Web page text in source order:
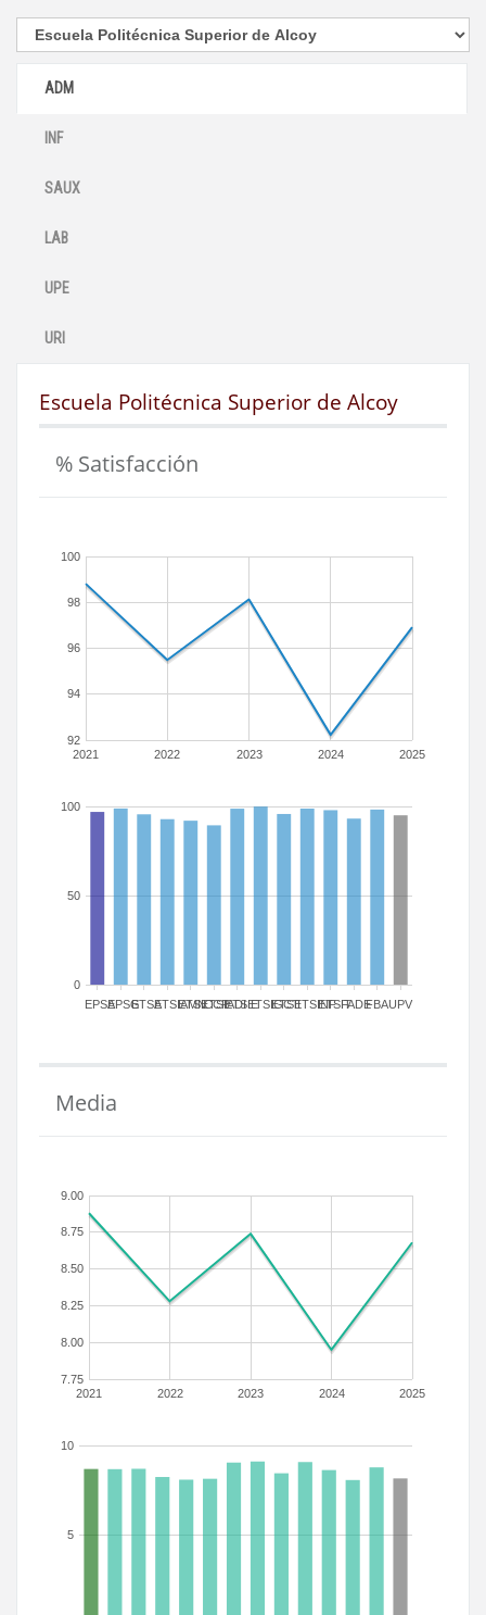
ADM
INF
SAUX
LAB
UPE
URI
Escuela Politécnica Superior de Alcoy
% Satisfacción
2021 2022 2023 2024 2025
92
94
96
98
100
EPSAEPSGETSAETSIAMN
ETSICCP
ETSIADI
ETSIEETSIGCT
ETSIIETSINFETSITFADEFBAUPV
0
50
100
Media
2021 2022 2023 2024 2025
7.75
8.00
8.25
8.50
8.75
9.00
5
10